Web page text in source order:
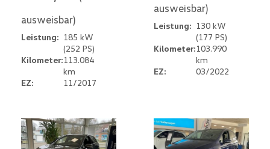
ausweisbar)
Leistung: 185 kW
(252 PS)
Kilometer:113.084
km
EZ:
11/2017
ausweisbar)
Leistung: 130 kW
(177 PS)
Kilometer:103.990
km
EZ:
03/2022